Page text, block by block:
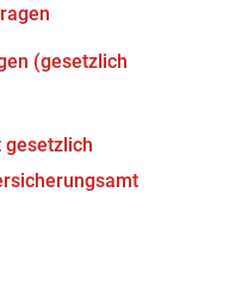
(gesetzlich